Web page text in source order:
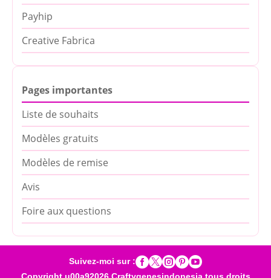
Payhip
Creative Fabrica
Pages importantes
Liste de souhaits
Modèles gratuits
Modèles de remise
Avis
Foire aux questions
Suivez-moi sur :